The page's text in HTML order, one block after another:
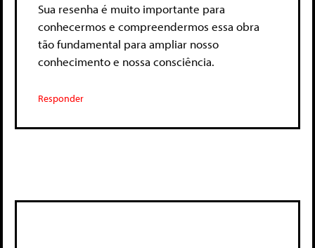
Sua resenha é muito importante para
conhecermos e compreendermos essa obra
tão fundamental para ampliar nosso
conhecimento e nossa consciência.
Responder